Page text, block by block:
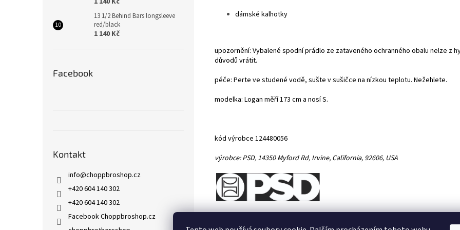
13 1/2 Behind Bars longsleeve
red/black
1 140 Kč
Facebook
Kontakt
info@choppbroshop.cz
+420 604 140 302
+420 604 140 302
Facebook Choppbroshop.cz
dámské kalhotky
upozornění: Vybalené spodní prádlo ze zataveného ochranného obalu nelze z
důvodů vrátit.
péče: Perte ve studené vodě, sušte v sušičce na nízkou teplotu. Nežehlete.
modelka: Logan měří 173 cm a nosí S.
kód výrobce 124480056
výrobce:PSD, 14350 Myford Rd, Irvine, California, 92606, USA